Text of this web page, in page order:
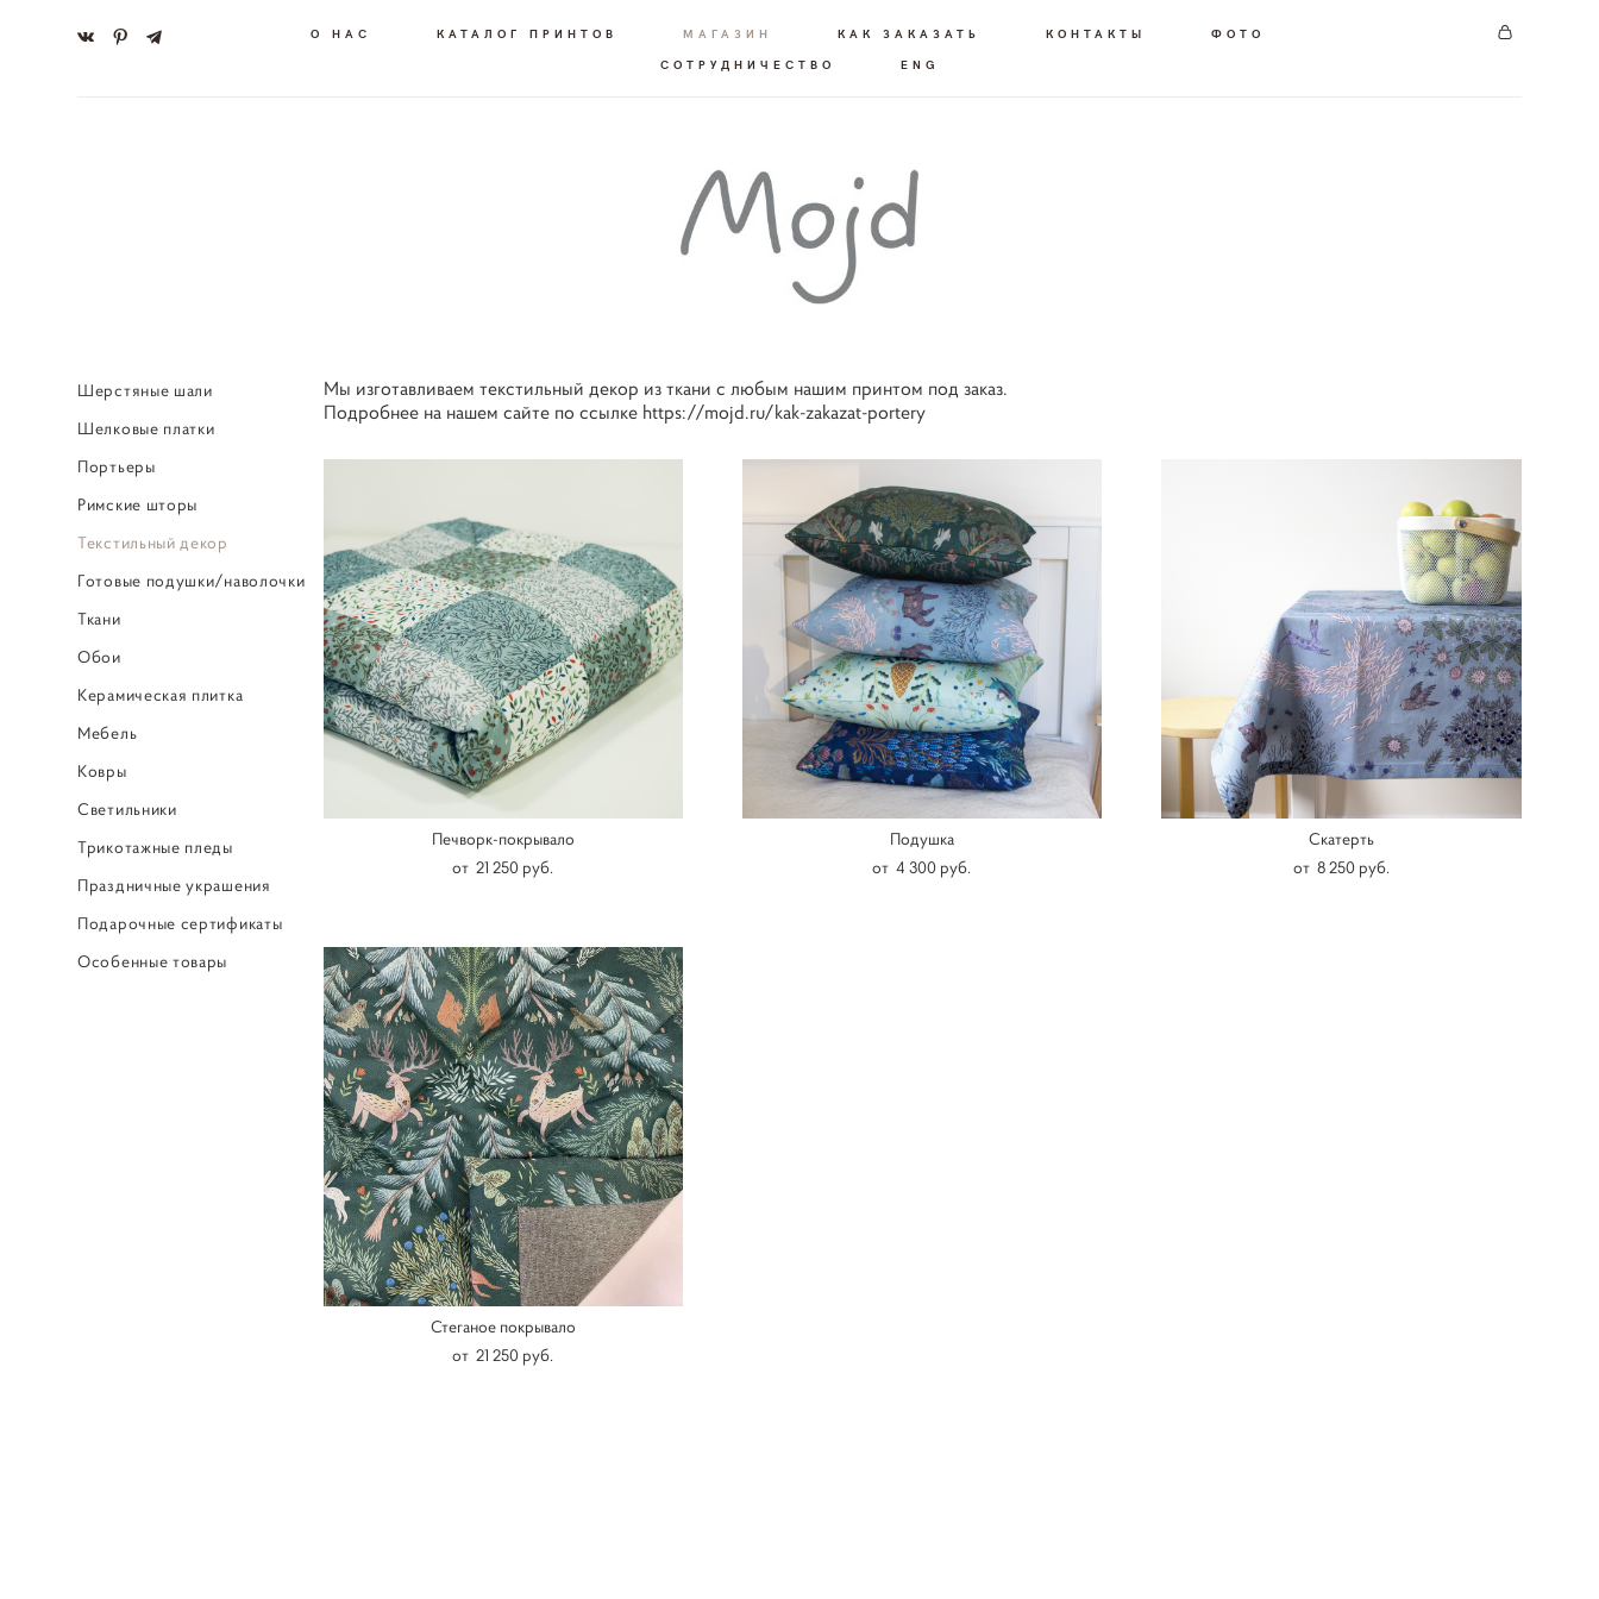
О НАС КАТАЛОГ ПРИНТОВ МАГАЗИН КАК ЗАКАЗАТЬ КОНТАКТЫ
ФОТО
СОТРУДНИЧЕСТВО
ENG
Шерстяные шали
Шелковые платки
Портьеры
Римские шторы
Текстильный декор
Готовые подушки/наволочки
Ткани
Обои
Керамическая плитка
Мебель
Ковры
Светильники
Трикотажные пледы
Праздничные украшения
Подарочные сертификаты
Особенные товары
Мы изготавливаем текстильный декор из ткани с любым нашим принтом под заказ.
Подробнее на нашем сайте по ссылке https://mojd.ru/kak-zakazat-portery
Печворк-покрывало
от 21 250 pуб.
Подушка
от 4 300 pуб.
Скатерть
от 8 250 pуб.
Стеганое покрывало
от 21 250 pуб.